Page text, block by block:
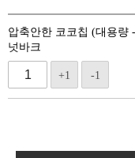
압축안한 코코칩 (대용량
넛바크
+1 -1